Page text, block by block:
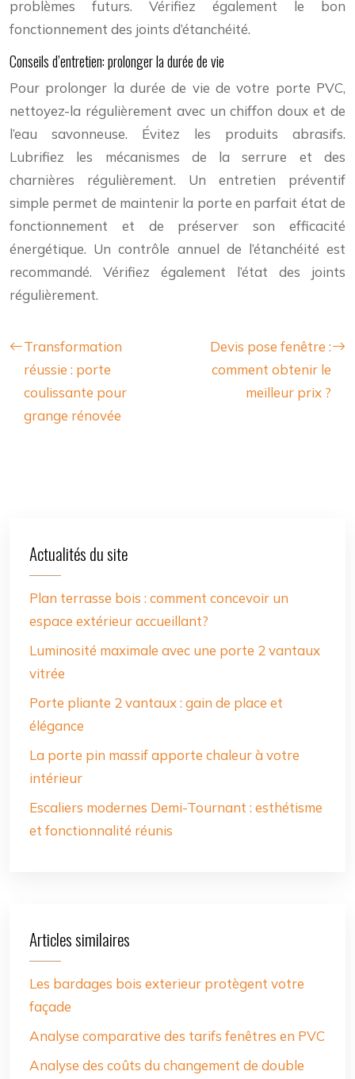
problèmes futurs. Vérifiez également le bon
fonctionnement des joints d’étanchéité.
Conseils d’entretien: prolonger la durée de vie
Pour prolonger la durée de vie de votre porte PVC,
nettoyez-la régulièrement avec un chiffon doux et de
l’eau savonneuse. Évitez les produits abrasifs.
Lubrifiez les mécanismes de la serrure et des
charnières régulièrement. Un entretien préventif
simple permet de maintenir la porte en parfait état de
fonctionnement et de préserver son efficacité
énergétique. Un contrôle annuel de l’étanchéité est
recommandé. Vérifiez également l’état des joints
régulièrement.
Transformation
réussie : porte
coulissante pour
grange rénovée
Devis pose fenêtre :
comment obtenir le
meilleur prix ?
Actualités du site
Plan terrasse bois : comment concevoir un
espace extérieur accueillant?
Luminosité maximale avec une porte 2 vantaux
vitrée
Porte pliante 2 vantaux : gain de place et
élégance
La porte pin massif apporte chaleur à votre
intérieur
Escaliers modernes Demi-Tournant : esthétisme
et fonctionnalité réunis
Articles similaires
Les bardages bois exterieur protègent votre
façade
Analyse comparative des tarifs fenêtres en PVC
Analyse des coûts du changement de double